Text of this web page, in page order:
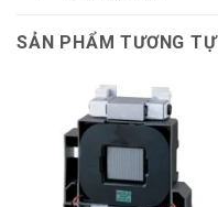
SẢN PHẨM TƯƠNG TỰ